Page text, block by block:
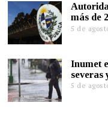
más de
5 de
Inumet
severas
5 de